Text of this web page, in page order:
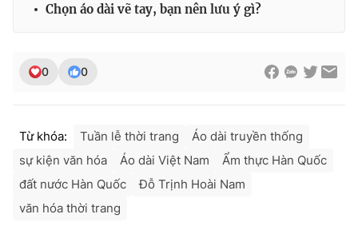
Chọn áo dài vẽ tay, bạn nên lưu ý gì?
0 0
Từ khóa: Tuần lễ thời trang
Áo dài truyền thống
sự kiện văn hóa
Áo dài Việt Nam
Ẩm thực Hàn Quốc
đất nước Hàn Quốc
Đỗ Trịnh Hoài Nam
văn hóa thời trang